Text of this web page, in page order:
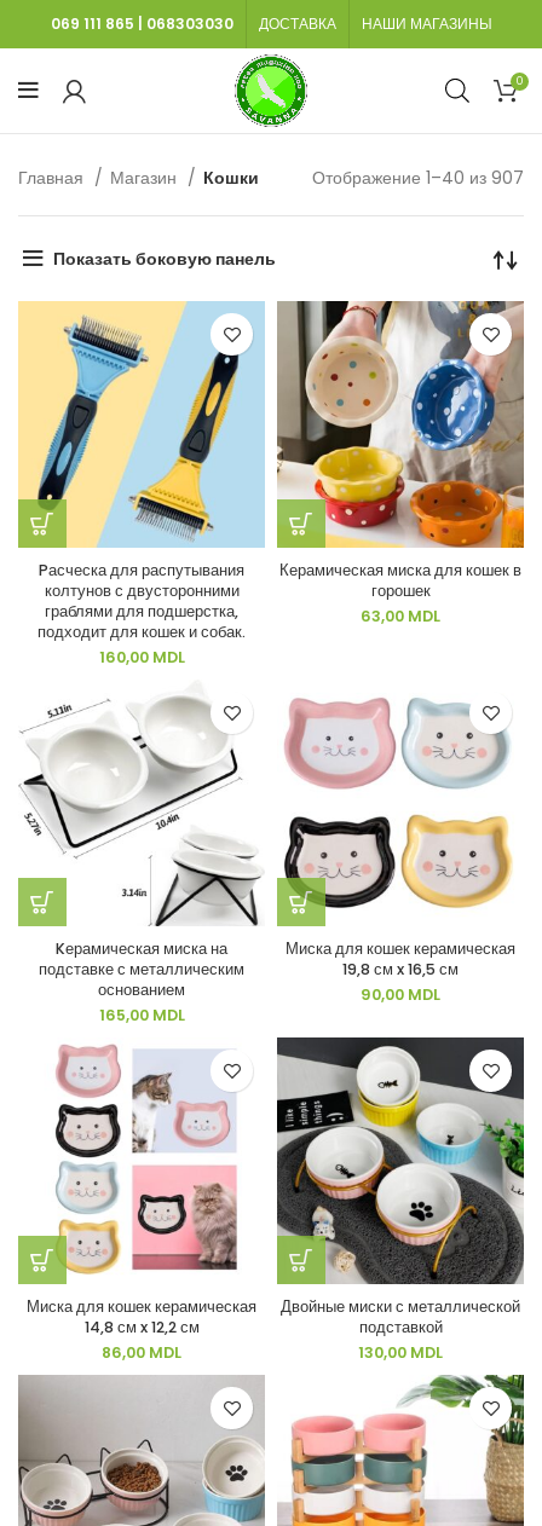
069 111 865 068303030 ДОСТАВКА НАШИ МАГАЗИНЫ
0
Главная Магазин Кошки Отображение 1–40 из 907
Показать боковую панель
Pасческа для распутывания
колтунов с двусторонними
граблями для подшерстка,
подходит для кошек и собак.
160,00 MDL
Керамическая миска для кошек в
горошек
63,00 MDL
Kерамическая миска на
подставке с металлическим
основанием
165,00 MDL
Миска для кошек керамическая
19,8 см x 16,5 см
90,00 MDL
Миска для кошек керамическая
14,8 см x 12,2 см
86,00 MDL
Двойные миски с металлической
подставкой
130,00 MDL